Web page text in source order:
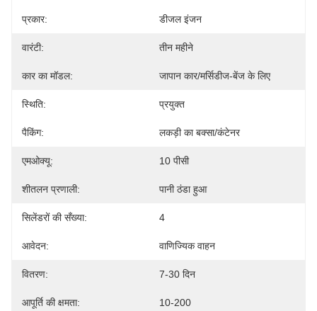
प्रकार: डीजल इंजन
वारंटी: तीन महीने
कार का मॉडल: जापान कार/मर्सिडीज-बेंज के लिए
स्थिति: प्रयुक्त
पैकिंग: लकड़ी का बक्सा/कंटेनर
एमओक्यू: 10 पीसी
शीतलन प्रणाली: पानी ठंडा हुआ
सिलेंडरों की सँख्या: 4
आवेदन: वाणिज्यिक वाहन
वितरण: 7-30 दिन
आपूर्ति की क्षमता: 10-200